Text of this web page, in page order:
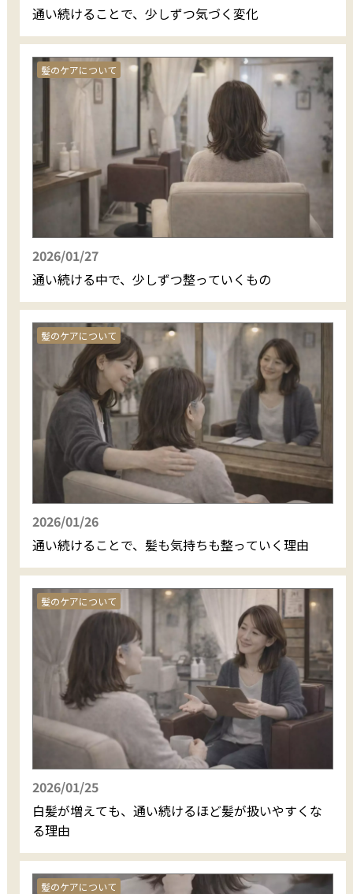
通い続けることで、少しずつ気づく変化
髪のケアについて
2026/01/27
通い続ける中で、少しずつ整っていくもの
髪のケアについて
2026/01/26
通い続けることで、髪も気持ちも整っていく理由
髪のケアについて
2026/01/25
白髪が増えても、通い続けるほど髪が扱いやすくな
る理由
髪のケアについて